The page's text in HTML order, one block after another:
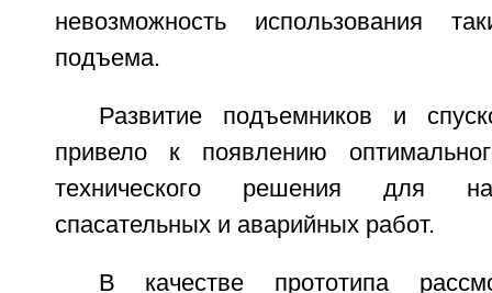
невозможность использования
подъема.
Развитие подъемников и
привело к появлению
технического решения для
спасательных и аварийных работ.
В качестве прототипа